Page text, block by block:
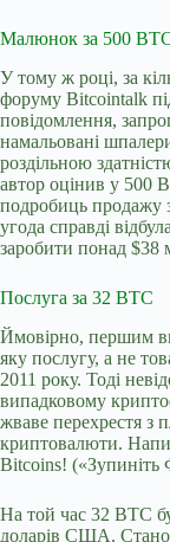
Малюнок за 500
У тому ж році, за
форуму Bitcointalk
повідомлення,
намальовані
роздільною
автор оцінив у 500
подробиць продажу
угода справді
заробити понад $38
Послуга за 32 BTC
Ймовірно, першим
яку послугу, а не
2011 року. Тоді
випадковому
жваве перехрестя з
криптовалюти.
Bitcoins! («Зупиніть
На той час 32 BTC
доларів США.